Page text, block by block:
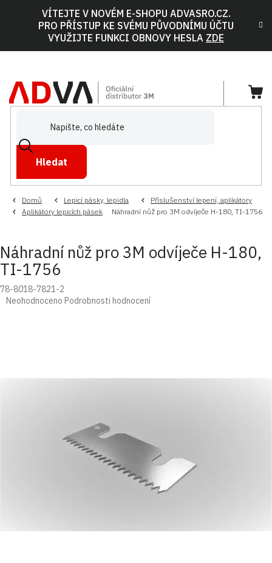
VÍTEJTE V NOVÉM E-SHOPU ADVASRO.CZ.
PRO PŘÍSTUP KE SVÉMU PŮVODNÍMU ÚČTU
VYUŽIJTE FUNKCI OBNOVY HESLA ZDE
Hledat
Domů Lepicí pásky, lepidla
Příslušenství lepení, aplikátory
Aplikátory lepicích pásek
Náhradní nůž pro 3M odvíječe H-180, TI-1756
Náhradní nůž pro 3M odvíječe H-180,
TI-1756
78-8018-7821-2
Průměrné
hvězdiček.
Neohodnoceno Podrobnosti hodnocení